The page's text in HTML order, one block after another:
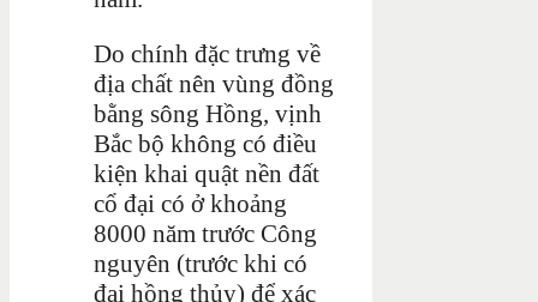
Do chính đặc trưng về
địa chất nên vùng đồng
bằng sông Hồng, vịnh
Bắc bộ không có điều
kiện khai quật nền đất
cổ đại có ở khoảng
8000 năm trước Công
nguyên (trước khi có
đại hồng thủy) để xác